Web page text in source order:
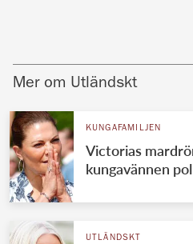
Mer om Utländskt
KUNGAFAMILJEN
Victorias
kungavännen
UTLÄNDSKT